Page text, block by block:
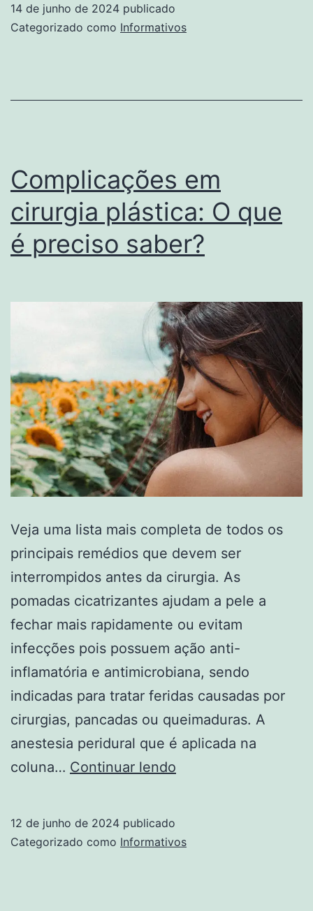
principais
14 de junho de 2024 publicado
Categorizado como Informativos
Complicações em
cirurgia plástica: O que
é preciso saber?
Veja uma lista mais completa de todos os
principais remédios que devem ser
interrompidos antes da cirurgia. As
pomadas cicatrizantes ajudam a pele a
fechar mais rapidamente ou evitam
infecções pois possuem ação anti-
inflamatória e antimicrobiana, sendo
indicadas para tratar feridas causadas por
cirurgias, pancadas ou queimaduras. A
anestesia peridural que é aplicada na
coluna… Continuar lendo
plástica:
12 de junho de 2024 publicado
Categorizado como Informativos